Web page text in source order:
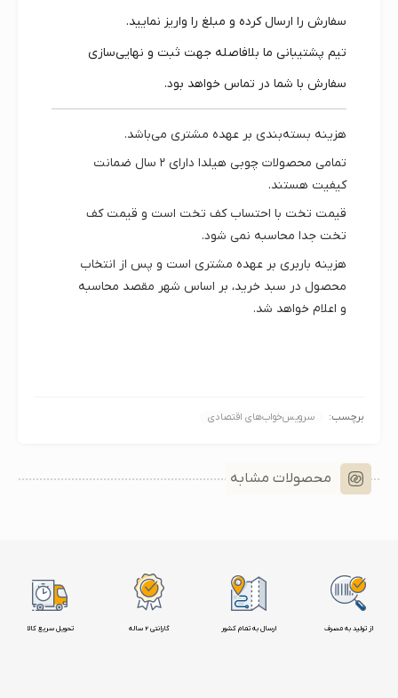
سفارش را ارسال کرده و مبلغ را واریز نمایید.
تیم پشتیبانی ما بلافاصله جهت ثبت و نهایی‌سازی
سفارش با شما در تماس خواهد بود.
هزینه بسته‌بندی بر عهده مشتری می‌باشد.
تمامی محصولات چوبی هیلدا دارای
۲ سال ضمانت
کیفیت هستند.
قیمت تخت با احتساب کف تخت است و قیمت کف
تخت جدا محاسبه نمی شود.
هزینه باربری بر عهده مشتری است و پس از انتخاب
محصول در سبد خرید، بر اساس شهر مقصد محاسبه
و اعلام خواهد شد.
برچسب: سرویس‌خواب‌های اقتصادی
محصولات مشابه
تحویل سریع کالا گارانتی 2 ساله ارسال به تمام کشور از تولید به مصرف